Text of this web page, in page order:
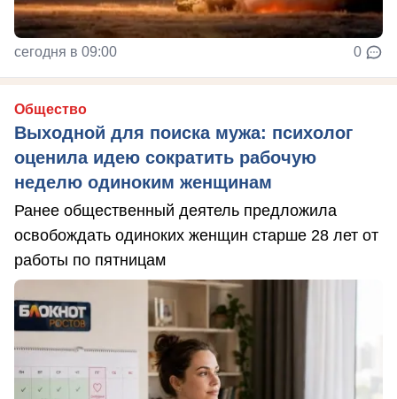
сегодня в 09:00 0
Общество
Выходной для поиска мужа: психолог
оценила идею сократить рабочую
неделю одиноким женщинам
Ранее общественный деятель предложила
освобождать одиноких женщин старше 28 лет от
работы по пятницам